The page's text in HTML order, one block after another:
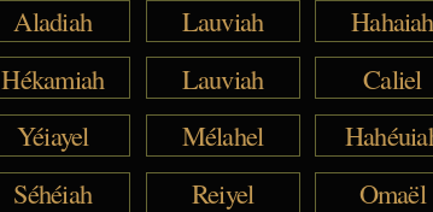
Aladiah Lauviah
Hahaiah
Hékamiah Lauviah
Caliel
Yéiayel Mélahel
Séhéiah Reiyel
Omaël